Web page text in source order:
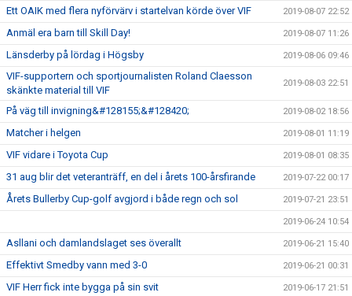
Ett OAIK med flera nyförvärv i startelvan körde över VIF 2019-08-07 22:52
Anmäl era barn till Skill Day! 2019-08-07 11:26
Länsderby på lördag i Högsby 2019-08-06 09:46
VIF-supportern och sportjournalisten Roland Claesson
skänkte material till VIF
2019-08-03 22:51
På väg till invigning&#128155;&#128420; 2019-08-02 18:56
Matcher i helgen 2019-08-01 11:19
VIF vidare i Toyota Cup 2019-08-01 08:35
31 aug blir det veteranträff, en del i årets 100-årsfirande 2019-07-22 00:17
Årets Bullerby Cup-golf avgjord i både regn och sol 2019-07-21 23:51
2019-06-24 10:54
Asllani och damlandslaget ses överallt 2019-06-21 15:40
Effektivt Smedby vann med 3-0 2019-06-21 00:31
VIF Herr fick inte bygga på sin svit 2019-06-17 21:51